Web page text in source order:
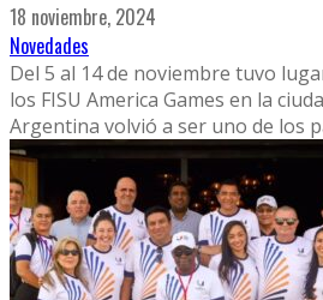
18 noviembre, 2024
Novedades
Del 5 al 14 de noviembre tuvo
los FISU America Games en la
Argentina volvió a ser uno de los